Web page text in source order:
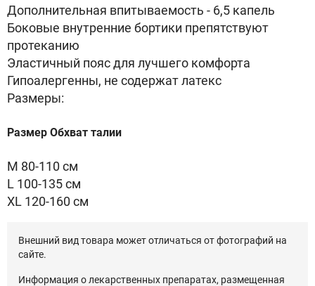
Дополнительная впитываемость - 6,5 капель
Боковые внутренние бортики препятствуют
протеканию
Эластичный пояс для лучшего комфорта
Гипоалергенны, не содержат латекс
Размеры:
Размер Обхват талии
M 80-110 см
L 100-135 см
XL 120-160 см
Внешний вид товара может отличаться от фотографий на
сайте.
Информация о лекарственных препаратах, размещенная